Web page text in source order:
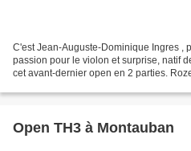
C'est Jean-Auguste-Dominique Ingres ,
passion pour le violon et surprise, natif
cet avant-dernier open en 2 parties.
Open TH3 à Montauban